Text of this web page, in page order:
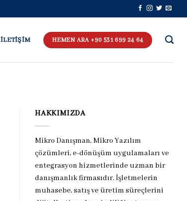
İLETİŞİM HEMEN ARA +90 531 699 24 64
HAKKIMIZDA
Mikro Danışman, Mikro Yazılım
çözümleri, e-dönüşüm uygulamaları ve
entegrasyon hizmetlerinde uzman bir
danışmanlık firmasıdır. İşletmelerin
muhasebe, satış ve üretim süreçlerini